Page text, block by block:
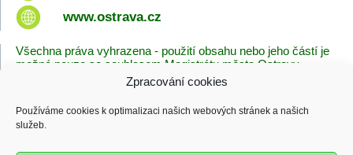
Zpracování cookies
Používáme cookies k optimalizaci našich webových stránek a našich
služeb.
www.ostrava.cz
Všechna práva vyhrazena - použití obsahu nebo jeho částí je
možné pouze se souhlasem Magistrátu města Ostravy.
Zásady cookies
Poslední změna